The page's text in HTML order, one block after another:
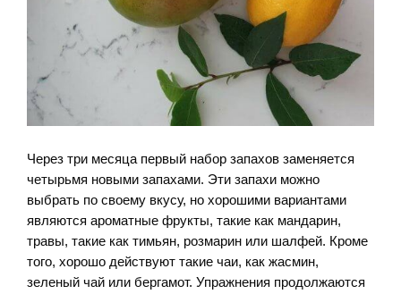
Через три месяца первый набор запахов заменяется
четырьмя новыми запахами. Эти запахи можно
выбрать по своему вкусу, но хорошими вариантами
являются ароматные фрукты, такие как мандарин,
травы, такие как тимьян, розмарин или шалфей. Кроме
того, хорошо действуют такие чаи, как жасмин,
зеленый чай или бергамот. Упражнения продолжаются